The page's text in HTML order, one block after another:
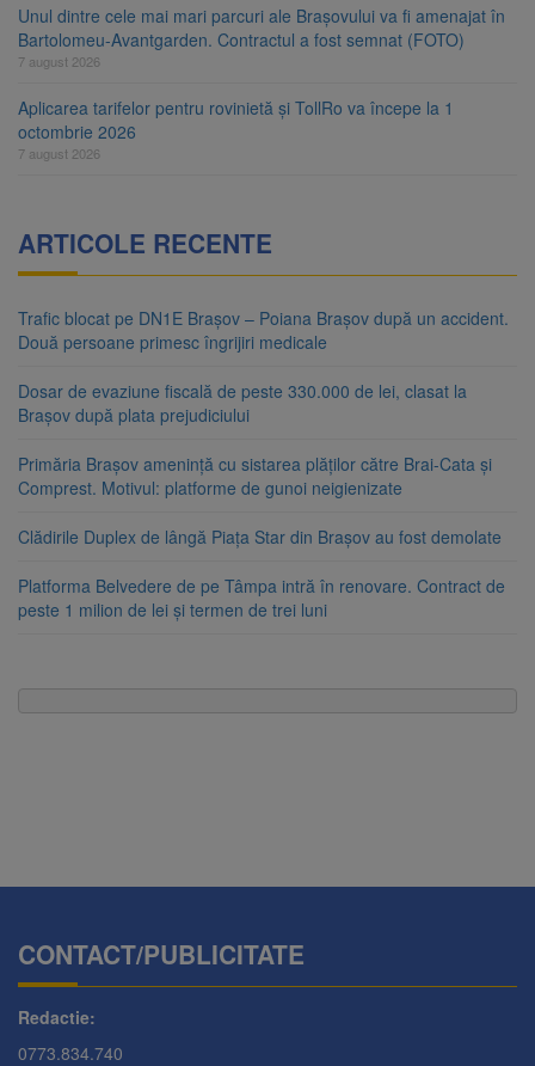
Unul dintre cele mai mari parcuri ale Brașovului va fi amenajat în
Bartolomeu-Avantgarden. Contractul a fost semnat (FOTO)
7 august 2026
Aplicarea tarifelor pentru rovinietă și TollRo va începe la 1
octombrie 2026
7 august 2026
ARTICOLE RECENTE
Trafic blocat pe DN1E Brașov – Poiana Brașov după un accident.
Două persoane primesc îngrijiri medicale
Dosar de evaziune fiscală de peste 330.000 de lei, clasat la
Brașov după plata prejudiciului
Primăria Brașov amenință cu sistarea plăților către Brai-Cata și
Comprest. Motivul: platforme de gunoi neigienizate
Clădirile Duplex de lângă Piața Star din Brașov au fost demolate
Platforma Belvedere de pe Tâmpa intră în renovare. Contract de
peste 1 milion de lei și termen de trei luni
CONTACT/PUBLICITATE
Redactie:
0773.834.740